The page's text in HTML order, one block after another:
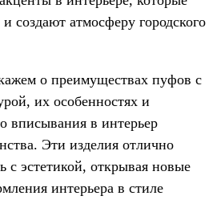
создают атмосферу городского
о преимуществах пуфов с
их особенностях и
вписывания в интерьер
Эти изделия отлично
с эстетикой, открывая новые
интерьера в стиле